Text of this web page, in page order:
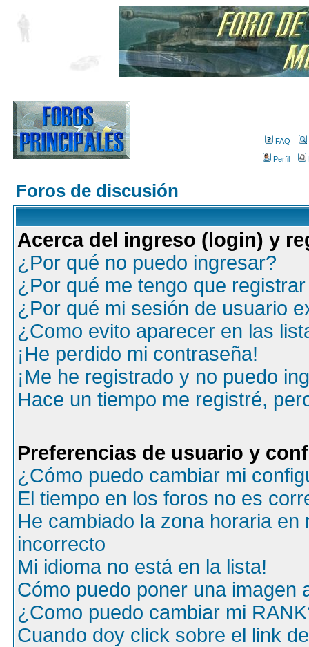
FAQ
Perfil
Foros de discusión
Acerca del ingreso (login) y
¿Por qué no puedo ingresar?
¿Por qué me tengo que
¿Por qué mi sesión de usuario
¿Como evito aparecer en las
¡He perdido mi contraseña!
¡Me he registrado y no puedo
Hace un tiempo me registré,
Preferencias de usuario y
¿Cómo puedo cambiar mi
El tiempo en los foros no es
He cambiado la zona horaria
incorrecto
Mi idioma no está en la lista!
Cómo puedo poner una imagen
¿Como puedo cambiar mi
Cuando doy click sobre el link